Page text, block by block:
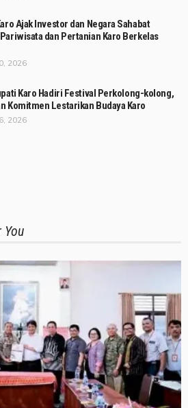
Ajak Investor dan Negara Sahabat
dan Pertanian Karo Berkelas
2026
Karo Hadiri Festival Perkolong-kolong,
Komitmen Lestarikan Budaya Karo
2026
You